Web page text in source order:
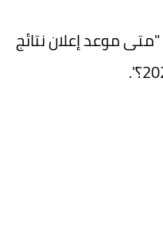
"متى موعد إعلان نتائج
.